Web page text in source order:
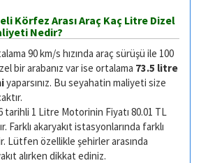
Körfez Arası Araç Kaç Litre Dizel
Nedir?
90 km/s hızında araç sürüşü ile 100
bir arabanız var ise ortalama 73.5 litre
yaparsınız. Bu seyahatin maliyeti size
tarihli 1 Litre Motorinin Fiyatı 80.01 TL
Farklı akaryakıt istasyonlarında farklı
Lütfen özellikle şehirler arasında
alırken dikkat ediniz.